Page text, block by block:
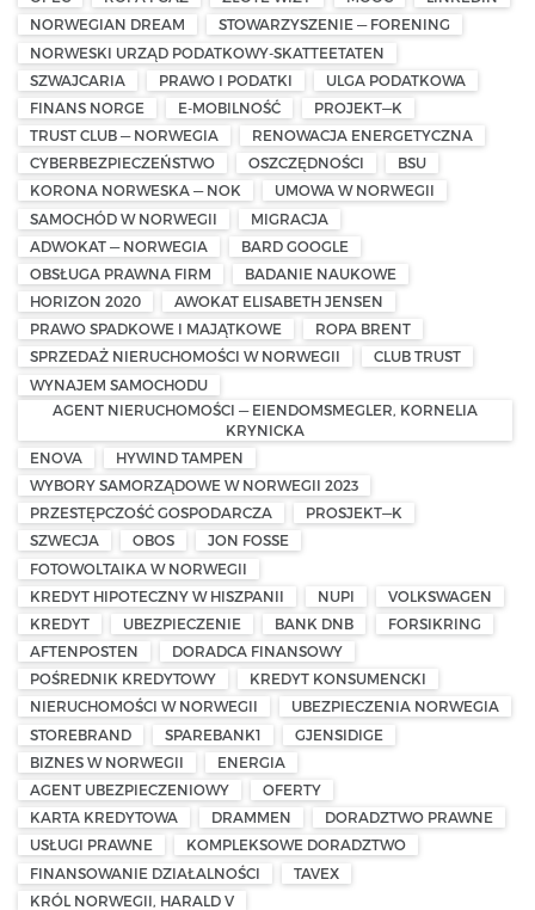
NORWEGIAN DREAM
STOWARZYSZENIE — FORENING
NORWESKI URZĄD PODATKOWY-SKATTEETATEN
SZWAJCARIA
PRAWO I PODATKI
ULGA PODATKOWA
FINANS NORGE
E-MOBILNOŚĆ
PROJEKT—K
TRUST CLUB — NORWEGIA
RENOWACJA ENERGETYCZNA
CYBERBEZPIECZEŃSTWO
OSZCZĘDNOŚCI
BSU
KORONA NORWESKA — NOK
UMOWA W NORWEGII
SAMOCHÓD W NORWEGII
MIGRACJA
ADWOKAT — NORWEGIA
BARD GOOGLE
OBSŁUGA PRAWNA FIRM
BADANIE NAUKOWE
HORIZON 2020
AWOKAT ELISABETH JENSEN
PRAWO SPADKOWE I MAJĄTKOWE
ROPA BRENT
SPRZEDAŻ NIERUCHOMOŚCI W NORWEGII
CLUB TRUST
WYNAJEM SAMOCHODU
AGENT NIERUCHOMOŚCI — EIENDOMSMEGLER, KORNELIA
KRYNICKA
ENOVA
HYWIND TAMPEN
WYBORY SAMORZĄDOWE W NORWEGII 2023
PRZESTĘPCZOŚĆ GOSPODARCZA
PROSJEKT—K
SZWECJA
OBOS
JON FOSSE
FOTOWOLTAIKA W NORWEGII
KREDYT HIPOTECZNY W HISZPANII
NUPI
VOLKSWAGEN
KREDYT
UBEZPIECZENIE BANK DNB
FORSIKRING
AFTENPOSTEN
DORADCA FINANSOWY
POŚREDNIK KREDYTOWY
KREDYT KONSUMENCKI
NIERUCHOMOŚCI W NORWEGII
UBEZPIECZENIA NORWEGIA
STOREBRAND
SPAREBANK1
GJENSIDIGE
BIZNES W NORWEGII
ENERGIA
AGENT UBEZPIECZENIOWY
OFERTY
KARTA KREDYTOWA
DRAMMEN
DORADZTWO PRAWNE
USŁUGI PRAWNE
KOMPLEKSOWE DORADZTWO
FINANSOWANIE DZIAŁALNOŚCI
TAVEX
KRÓL NORWEGII, HARALD V